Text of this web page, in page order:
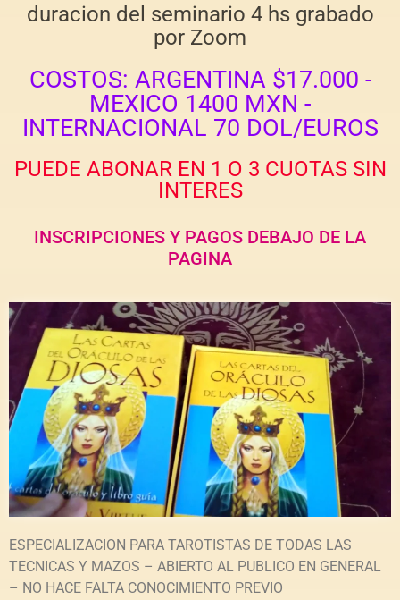
duracion del seminario 4 hs grabado
por Zoom
COSTOS: ARGENTINA $17.000 -
MEXICO 1400 MXN -
INTERNACIONAL 70 DOL/EUROS
PUEDE ABONAR EN 1 O 3 CUOTAS SIN
INTERES
INSCRIPCIONES Y PAGOS DEBAJO DE LA
PAGINA
ESPECIALIZACION PARA TAROTISTAS DE TODAS LAS
TECNICAS Y MAZOS – ABIERTO AL PUBLICO EN GENERAL
– NO HACE FALTA CONOCIMIENTO PREVIO